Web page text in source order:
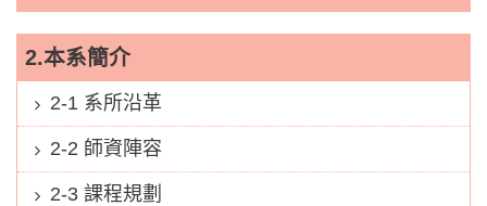
2.本系簡介
2-1 系所沿革
2-2 師資陣容
2-3 課程規劃